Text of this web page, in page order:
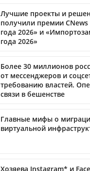
Лучшие проекты и
получили премии
года 2026» и
года 2026»
Более 30 миллионов
от мессенджеров и
требованию властей.
связи в бешенстве
Главные мифы о
виртуальной
Хозяева Instagram* и